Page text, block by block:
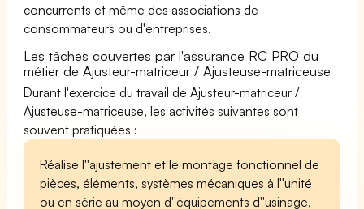
concurrents et même des associations de
consommateurs ou d'entreprises.
Les tâches couvertes par l'assurance RC PRO du
métier de Ajusteur-matriceur / Ajusteuse-matriceuse
Durant l'exercice du travail de Ajusteur-matriceur /
Ajusteuse-matriceuse, les activités suivantes sont
souvent pratiquées :
Réalise l''ajustement et le montage fonctionnel de
pièces, éléments, systèmes mécaniques à l''unité
ou en série au moyen d''équipements d''usinage,